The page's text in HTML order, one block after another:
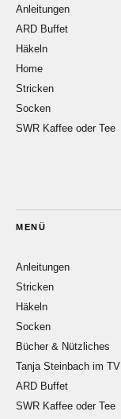
Anleitungen
ARD Buffet
Häkeln
Home
Stricken
Socken
SWR Kaffee oder Tee
MENÜ
Anleitungen
Stricken
Häkeln
Socken
Bücher & Nützliches
Tanja Steinbach im TV
ARD Buffet
SWR Kaffee oder Tee